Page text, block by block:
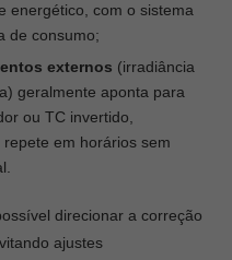
energético, com o sistema
de consumo;
externos (irradiância
geralmente aponta para
ou TC invertido,
em horários sem
direcionar a correção
ajustes